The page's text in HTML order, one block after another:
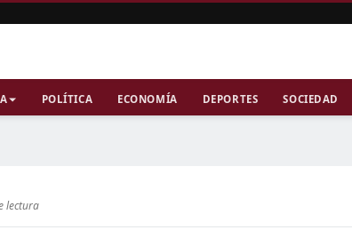
POLÍTICA ECONOMÍA DEPORTES SOCIEDAD
lectura